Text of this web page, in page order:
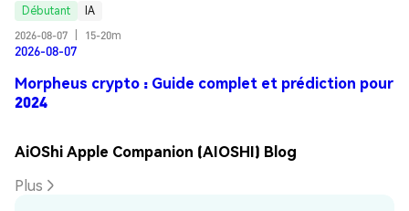
Débutant
IA
2026-08-07
15-20m
2026-08-07
Morpheus crypto : Guide complet et prédiction pour
2024
AiOShi Apple Companion (AIOSHI) Blog
Plus